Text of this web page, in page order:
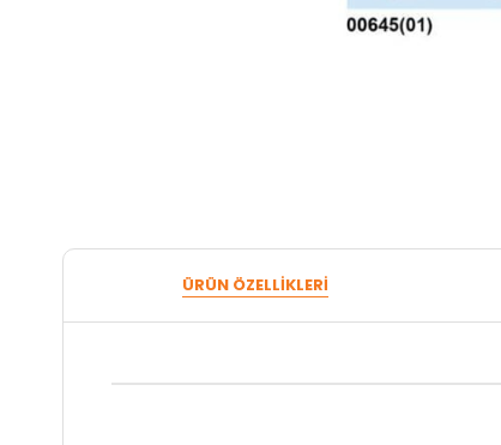
ÜRÜN ÖZELLIKLERI